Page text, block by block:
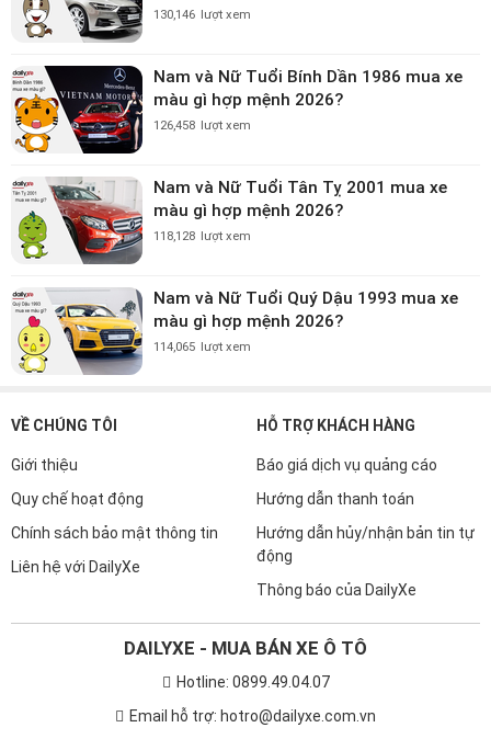
130,146 lượt xem
Nam và Nữ Tuổi Bính Dần 1986 mua xe
màu gì hợp mệnh 2026?
126,458 lượt xem
Nam và Nữ Tuổi Tân Tỵ 2001 mua xe
màu gì hợp mệnh 2026?
118,128 lượt xem
Nam và Nữ Tuổi Quý Dậu 1993 mua xe
màu gì hợp mệnh 2026?
114,065 lượt xem
VỀ CHÚNG TÔI
Giới thiệu
Quy chế hoạt động
Chính sách bảo mật thông tin
Liên hệ với DailyXe
HỖ TRỢ KHÁCH HÀNG
Báo giá dịch vụ quảng cáo
Hướng dẫn thanh toán
Hướng dẫn hủy/nhận bản tin tự
động
Thông báo của DailyXe
DAILYXE - MUA BÁN XE Ô TÔ
Hotline: 0899.49.04.07
Email hỗ trợ: hotro@dailyxe.com.vn